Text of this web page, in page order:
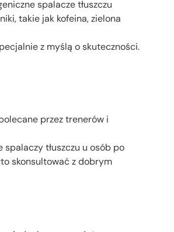
spalacze tłuszczu
takie jak kofeina, zielona
z myślą o skuteczności.
przez trenerów i
tłuszczu u osób po
skonsultować z dobrym